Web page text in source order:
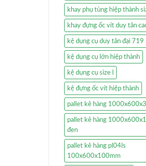
khay phụ tùng hiệp thành
khay đựng ốc vít duy tân
kệ dụng cụ duy tân đại 719
kệ dụng cụ lớn hiệp thành
kệ dụng cụ size l
kệ đựng ốc vít hiệp thành
pallet kê hàng
pallet kê hàng
đen
pallet kê hàng pl04ls
100x600x100mm